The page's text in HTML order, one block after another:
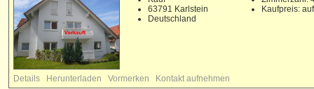
63791 Karlstein
Deutschland
Kaufpreis:
Details Herunterladen Vormerken Kontakt aufnehmen